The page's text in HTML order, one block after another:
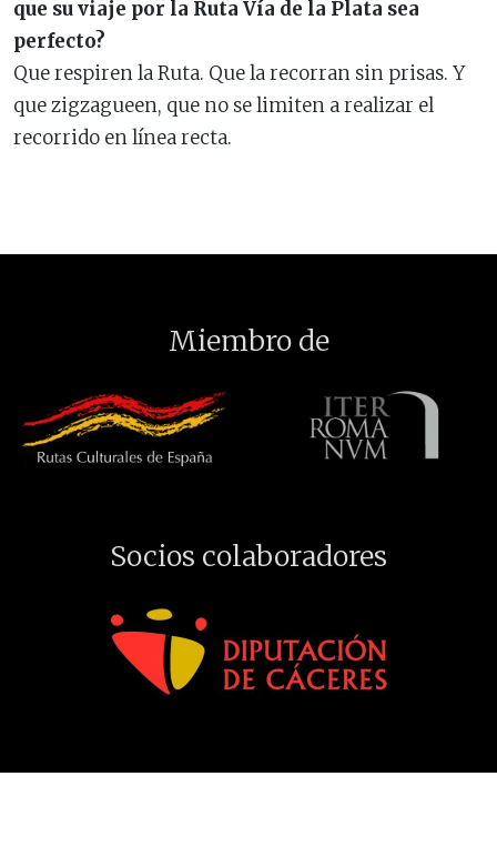
que su viaje por la Ruta Vía de la Plata sea
perfecto?
Que respiren la Ruta. Que la recorran sin prisas. Y
que zigzagueen, que no se limiten a realizar el
recorrido en línea recta.
Miembro de
Socios colaboradores